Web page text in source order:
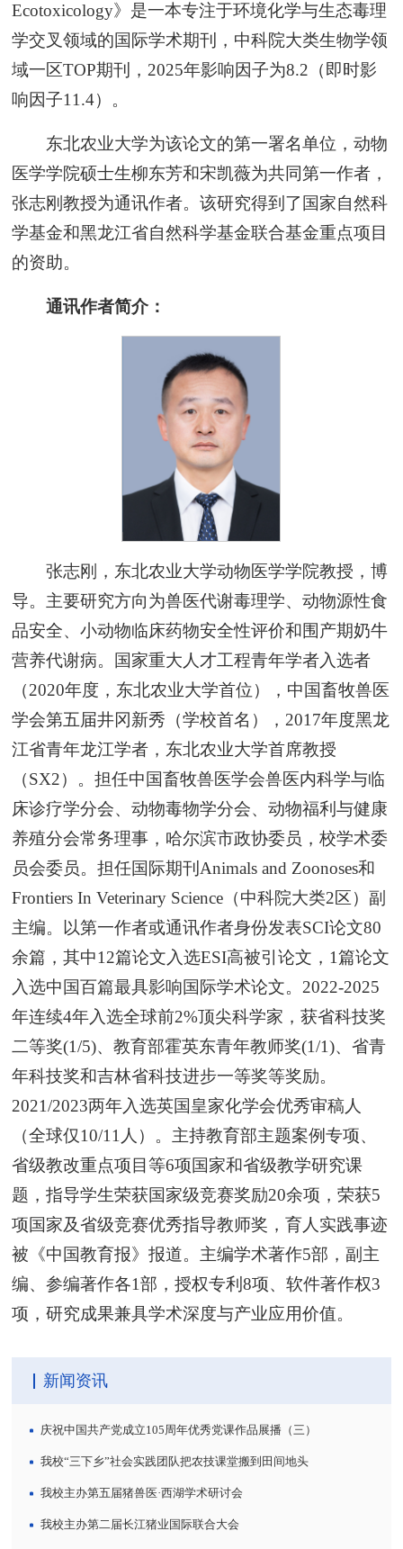
Ecotoxicology》是一本专注于环境化学与生态毒理
学交叉领域的国际学术期刊，中科院大类生物学领
域一区TOP期刊，2025年影响因子为‌8.2（即时影
响因子11.4）。
东北农业大学为该论文的第一署名单位，动物
医学学院硕士生柳东芳和宋凯薇为共同第一作者，
张志刚教授为通讯作者。该研究得到了国家自然科
学基金和黑龙江省自然科学基金联合基金重点项目
的资助。
通讯作者简介：
张志刚，东北农业大学动物医学学院教授，博
导。主要研究方向为兽医代谢毒理学、动物源性食
品安全、小动物临床药物安全性评价和围产期奶牛
营养代谢病。国家重大人才工程青年学者入选者
（2020年度，东北农业大学首位），中国畜牧兽医
学会第五届井冈新秀（学校首名），2017年度黑龙
江省青年龙江学者，东北农业大学首席教授
（SX2）。担任中国畜牧兽医学会兽医内科学与临
床诊疗学分会、动物毒物学分会、动物福利与健康
养殖分会常务理事，哈尔滨市政协委员，校学术委
员会委员。担任国际期刊Animals and Zoonoses和
Frontiers In Veterinary Science（中科院大类2区）副
主编。以第一作者或通讯作者身份发表SCI论文80
余篇，其中12篇论文入选ESI高被引论文，1篇论文
入选中国百篇最具影响国际学术论文。2022-2025
年连续4年入选全球前2%顶尖科学家，获省科技奖
二等奖(1/5)、教育部霍英东青年教师奖(1/1)、省青
年科技奖和吉林省科技进步一等奖等奖励。
2021/2023两年入选英国皇家化学会优秀审稿人
（全球仅10/11人）。主持教育部主题案例专项、
省级教改重点项目等6项国家和省级教学研究课
题，指导学生荣获国家级竞赛奖励20余项，荣获5
项国家及省级竞赛优秀指导教师奖，育人实践事迹
被《中国教育报》报道。主编学术著作5部，副主
编、参编著作各1部，授权专利8项、软件著作权3
项，研究成果兼具学术深度与产业应用价值。
新闻资讯
庆祝中国共产党成立105周年优秀党课作品展播（三）
我校“三下乡”社会实践团队把农技课堂搬到田间地头
我校主办第五届猪兽医·西湖学术研讨会
我校主办第二届长江猪业国际联合大会